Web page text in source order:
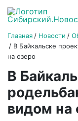
Главная Новости
В Байкальске
на озеро
В
видом на